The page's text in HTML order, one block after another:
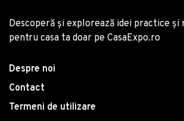
Descoperă și explorează idei practice și
pentru casa ta doar pe CasaExpo.ro
Despre noi
Contact
Termeni de utilizare